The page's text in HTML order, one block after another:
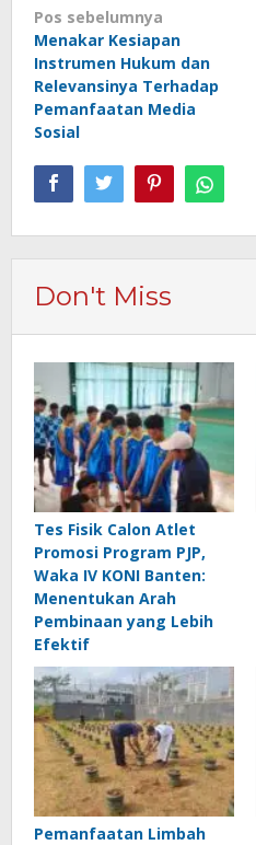
Navigasi
pos
Pos sebelumnya
Menakar Kesiapan
Instrumen Hukum dan
Relevansinya Terhadap
Pemanfaatan Media
Sosial
Don't Miss
Tes Fisik Calon Atlet
Promosi Program PJP,
Waka IV KONI Banten:
Menentukan Arah
Pembinaan yang Lebih
Efektif
Pemanfaatan Limbah